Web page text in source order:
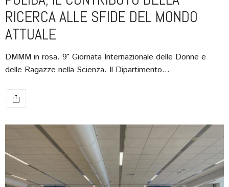
RICERCA ALLE SFIDE DEL MONDO
ATTUALE
DMMM in rosa. 9° Giornata Internazionale delle Donne e
delle Ragazze nella Scienza. Il Dipartimento…